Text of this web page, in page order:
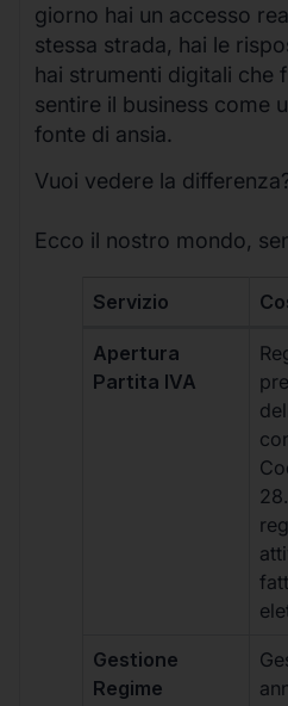
giorno hai un accesso
stessa strada, hai le
hai strumenti digitali che
sentire il business come
fonte di ansia.
Vuoi vedere la
Ecco il nostro mondo,
Servizio
Apertura
Partita IVA
Gestione
Regime